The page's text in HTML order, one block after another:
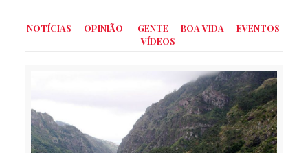
NOTÍCIAS OPINIÃO GENTE BOA VIDA
EVENTOS
VÍDEOS